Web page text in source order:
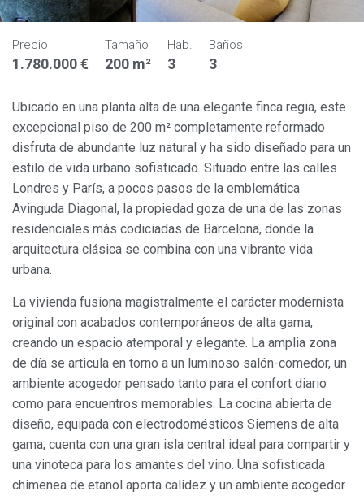
Precio
1.780.000 €
Tamaño
200 m²
Hab.
3
Baños
3
Ubicado en una planta alta de una elegante finca regia, este
excepcional piso de 200 m² completamente reformado
disfruta de abundante luz natural y ha sido diseñado para un
estilo de vida urbano sofisticado. Situado entre las calles
Londres y París, a pocos pasos de la emblemática
Avinguda Diagonal, la propiedad goza de una de las zonas
residenciales más codiciadas de Barcelona, donde la
arquitectura clásica se combina con una vibrante vida
urbana.
La vivienda fusiona magistralmente el carácter modernista
original con acabados contemporáneos de alta gama,
creando un espacio atemporal y elegante. La amplia zona
de día se articula en torno a un luminoso salón-comedor, un
ambiente acogedor pensado tanto para el confort diario
como para encuentros memorables. La cocina abierta de
diseño, equipada con electrodomésticos Siemens de alta
gama, cuenta con una gran isla central ideal para compartir y
una vinoteca para los amantes del vino. Una sofisticada
chimenea de etanol aporta calidez y un ambiente acogedor